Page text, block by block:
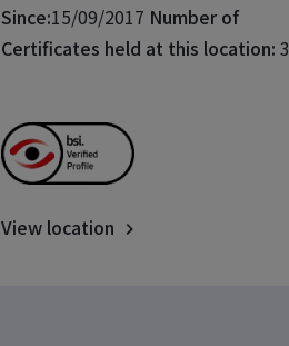
Since:15/09/2017 Number of
Certificates held at this location: 3
View location